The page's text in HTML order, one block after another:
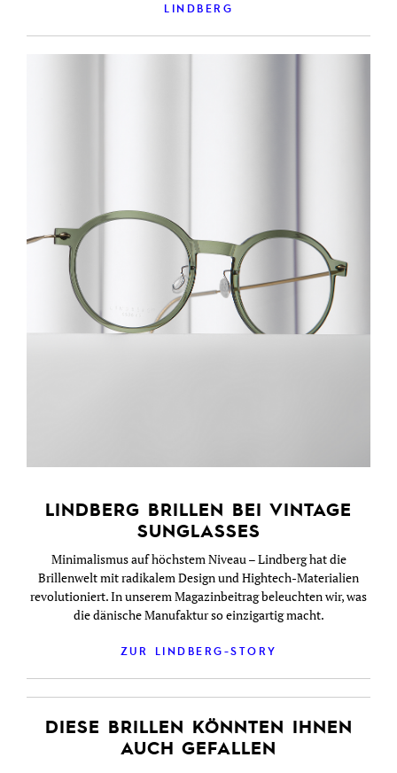
LINDBERG
LINDBERG BRILLEN BEI VINTAGE
SUNGLASSES
Minimalismus auf höchstem Niveau – Lindberg hat die
Brillenwelt mit radikalem Design und Hightech-Materialien
revolutioniert. In unserem Magazinbeitrag beleuchten wir, was
die dänische Manufaktur so einzigartig macht.
ZUR LINDBERG-STORY
DIESE BRILLEN KÖNNTEN IHNEN
AUCH GEFALLEN